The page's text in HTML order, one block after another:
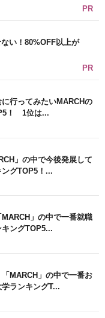
PR
い！80%OFF以上が
PR
に行ってみたいMARCHの
！ 1位は...
」の中で今後発展して
グTOP5！...
MARCH」の中で一番就職
ングTOP5...
「MARCH」の中で一番お
ランキングT...